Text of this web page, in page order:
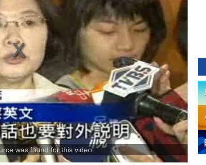
was found for this video.